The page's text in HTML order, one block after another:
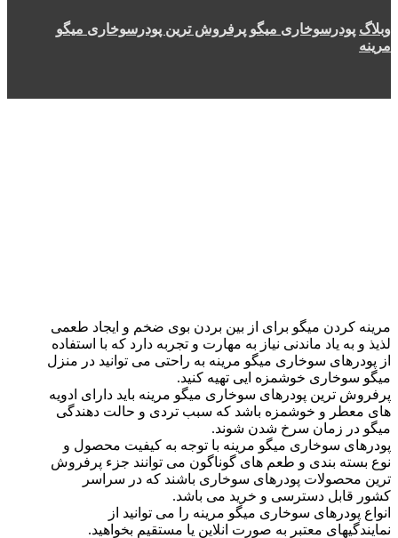
وبلاگ پودرسوخاری میگو پرفروش ترین پودرسوخاری میگو
مرینه
مرینه کردن میگو برای از بین بردن بوی ضخم و ایجاد طعمی
لذیذ و به یاد ماندنی نیاز به مهارت و تجربه دارد که با استفاده
از پودرهای سوخاری میگو مرینه به راحتی می توانید در منزل
میگو سوخاری خوشمزه ایی تهیه کنید.
پرفروش ترین پودرهای سوخاری میگو مرینه باید دارای ادویه
های معطر و خوشمزه باشد که سبب تردی و حالت دهندگی
میگو در زمان سرخ شدن شوند.
پودرهای سوخاری میگو مرینه با توجه به کیفیت محصول و
نوع بسته بندی و طعم های گوناگون می توانند جزء پرفروش
ترین محصولات پودرهای سوخاری باشند که در سراسر
کشور قابل دسترسی و خرید می باشد.
انواع پودرهای سوخاری میگو مرینه را می توانید از
نمایندگیهای معتبر به صورت انلاین یا مستقیم بخواهید.